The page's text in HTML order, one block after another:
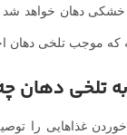
دهان خواهد شد که
موجب تلخی دهان
تلخی دهان چه
غذاهایی را توصیه